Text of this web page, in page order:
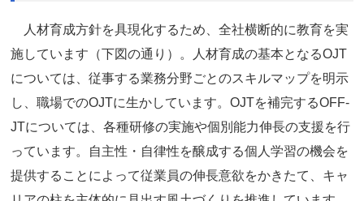
人材育成方針を具現化するため、全社横断的に教育を実
施しています（下図の通り）。人材育成の基本となるOJT
については、従事する業務分野ごとのスキルマップを明示
し、職場でのOJTに生かしています。OJTを補完するOFF-
JTについては、各種研修の実施や個別能力伸長の支援を行
っています。自主性・自律性を醸成する個人学習の機会を
提供することによって従業員の伸長意欲をかきたて、キャ